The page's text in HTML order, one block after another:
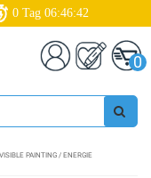
0 Tag 06:46:41
0
PAINTING / ENERGIE